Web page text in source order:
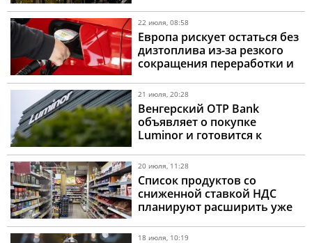
22 июля, 08:58
Европа рискует остаться без
дизтоплива из-за резкого
сокращения переработки и
21 июля, 20:28
Венгерский OTP Bank
объявляет о покупке
Luminor и готовится к
Балтии
20 июля, 11:28
Список продуктов со
сниженной ставкой НДС
планируют расширить уже
18 июля, 10:19